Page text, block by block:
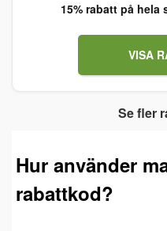
15% rabatt på hela
VISA
Se fler
Hur använder
rabattkod?